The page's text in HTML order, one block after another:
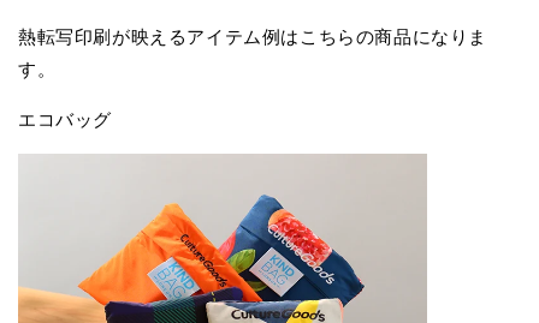
熱転写印刷が映えるアイテム例はこちらの商品になりま
す。
エコバッグ